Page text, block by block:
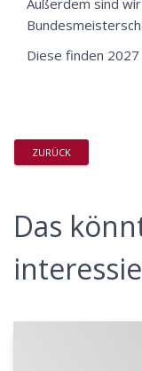
Außerdem sind
Diese finden
ZURÜCK
Das